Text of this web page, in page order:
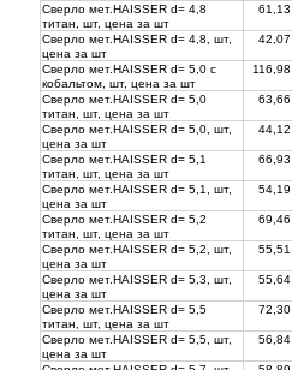
Сверло мет.HAISSER d= 4,8
титан, шт, цена за шт
61,13
Сверло мет.HAISSER d= 4,8, шт,
цена за шт
42,07
Сверло мет.HAISSER d= 5,0 с
кобальтом, шт, цена за шт
116,98
Сверло мет.HAISSER d= 5,0
титан, шт, цена за шт
63,66
Сверло мет.HAISSER d= 5,0, шт,
цена за шт
44,12
Сверло мет.HAISSER d= 5,1
титан, шт, цена за шт
66,93
Сверло мет.HAISSER d= 5,1, шт,
цена за шт
54,19
Сверло мет.HAISSER d= 5,2
титан, шт, цена за шт
69,46
Сверло мет.HAISSER d= 5,2, шт,
цена за шт
55,51
Сверло мет.HAISSER d= 5,3, шт,
цена за шт
55,64
Сверло мет.HAISSER d= 5,5
титан, шт, цена за шт
72,30
Сверло мет.HAISSER d= 5,5, шт,
цена за шт
56,84